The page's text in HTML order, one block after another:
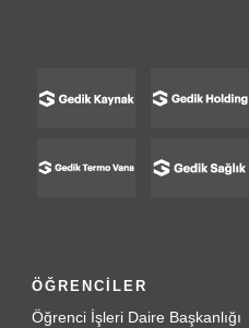
ÖĞRENCİLER
Öğrenci İşleri Daire Başkanlığı